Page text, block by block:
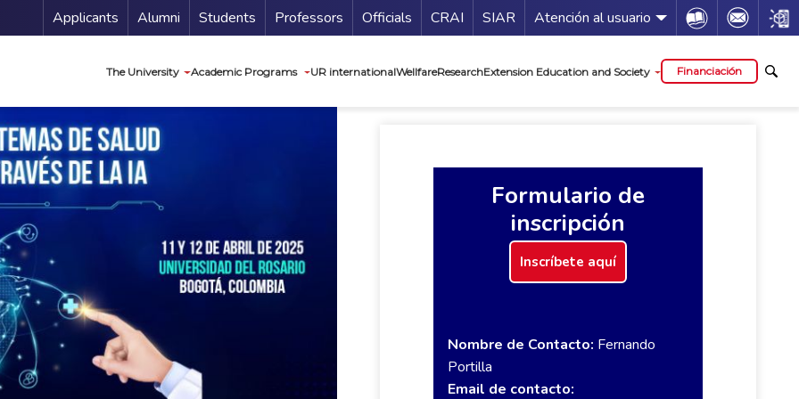
Menu Secundario
Applicants Alumni Students Professors Officials Guía de servicios
CRAI SIAR Atención al usuario Icon Icon Icon
The University Academic Programs UR internationalWellfareResearchExtension Education and Society Financiación
Formulario de
inscripción
Inscríbete aquí
Nombre de Contacto: Fernando
Portilla
Email de contacto: